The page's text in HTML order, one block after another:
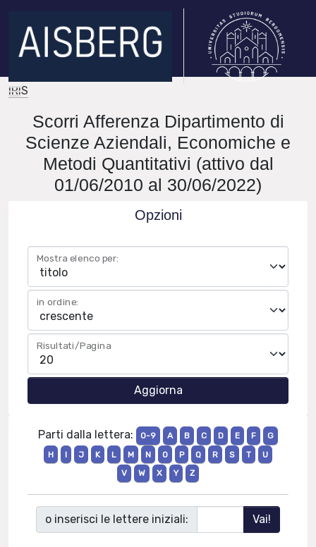
IRIS
Scorri Afferenza Dipartimento di
Scienze Aziendali, Economiche e
Metodi Quantitativi (attivo dal
01/06/2010 al 30/06/2022)
Opzioni
Mostra elenco per:
in ordine:
Risultati/Pagina
Parti dalla lettera: 0-9 A B C D E F
G
H
I J K L M N O P Q R S T
U
V
W X Y Z
o inserisci le lettere iniziali: